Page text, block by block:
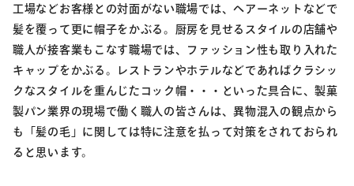
工場などお客様との対面がない職場では、ヘアーネットなどで
髪を覆って更に帽子をかぶる。厨房を見せるスタイルの店舗や
職人が接客業もこなす職場では、ファッション性も取り入れた
キャップをかぶる。レストランやホテルなどであればクラシッ
クなスタイルを重んじたコック帽・・・といった具合に、製菓
製パン業界の現場で働く職人の皆さんは、異物混入の観点から
も「髪の毛」に関しては特に注意を払って対策をされておられ
ると思います。